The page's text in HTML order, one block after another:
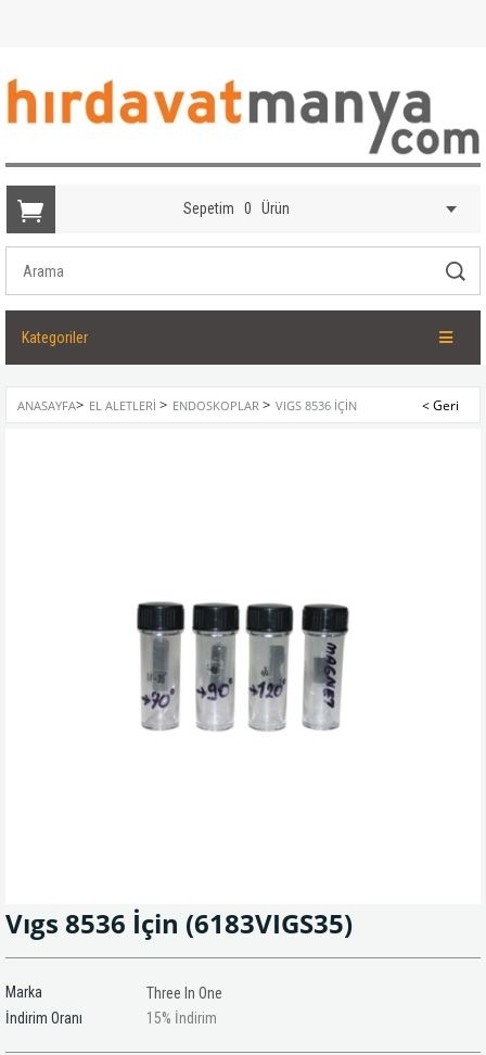
Sepetim 0 Ürün
Kategoriler
ANASAYFA> EL ALETLERI > ENDOSKOPLAR > VIGS 8536 İÇIN
Vıgs 8536 İçin (6183VIGS35)
Marka
Three In One
İndirim Oranı
%
15 İndirim